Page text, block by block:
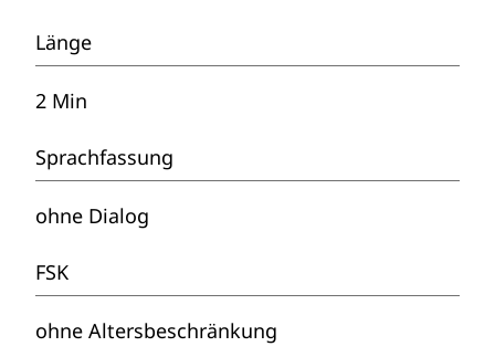
Länge
2 Min
Sprachfassung
ohne Dialog
FSK
ohne Altersbeschränkung